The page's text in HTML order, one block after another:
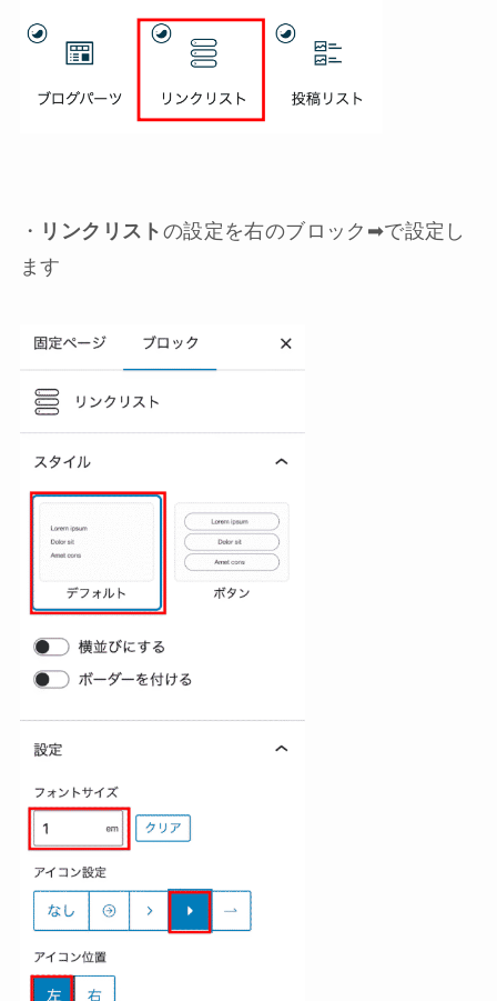
・ リンクリスト の設定を右のブロック➡︎で設定し
ます